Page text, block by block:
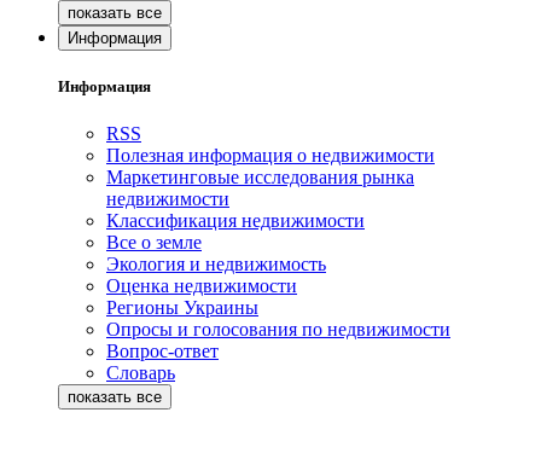
Информация
Информация
RSS
Полезная информация о недвижимости
Маркетинговые исследования рынка
недвижимости
Классификация недвижимости
Все о земле
Экология и недвижимость
Оценка недвижимости
Регионы Украины
Опросы и голосования по недвижимости
Вопрос-ответ
Словарь